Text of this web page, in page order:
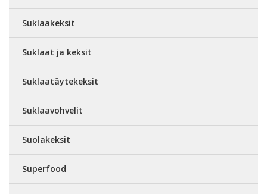
Suklaakeksit
Suklaat ja keksit
Suklaatäytekeksit
Suklaavohvelit
Suolakeksit
Superfood